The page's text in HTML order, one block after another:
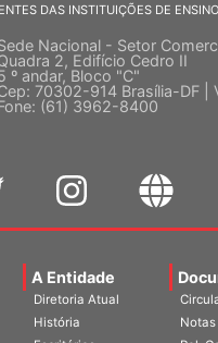
DAS INSTITUIÇÕES DE
Nacional - Setor
2, Edifício Cedro II
º andar, Bloco "C"
70302-914 Brasília-DF |
(61) 3962-8400
A Entidade
Diretoria Atual
História